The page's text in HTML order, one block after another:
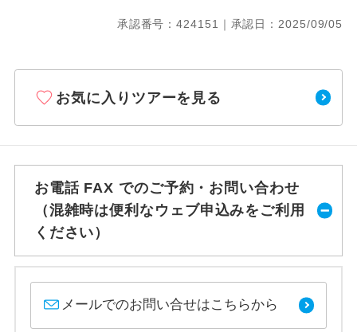
承認番号：424151｜承認日：2025/09/05
お気に入りツアーを見る
お電話 FAX でのご予約・お問い合わせ
（混雑時は便利なウェブ申込みをご利用
ください）
メールでのお問い合せはこちらから